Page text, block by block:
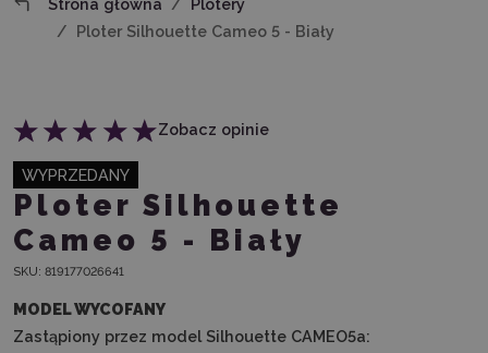
Strona główna
Plotery
Ploter Silhouette Cameo 5 - Biały
Zobacz opinie
WYPRZEDANY
Ploter Silhouette
Cameo 5 - Biały
SKU: 819177026641
MODEL WYCOFANY
Zastąpiony przez model Silhouette CAMEO5a: